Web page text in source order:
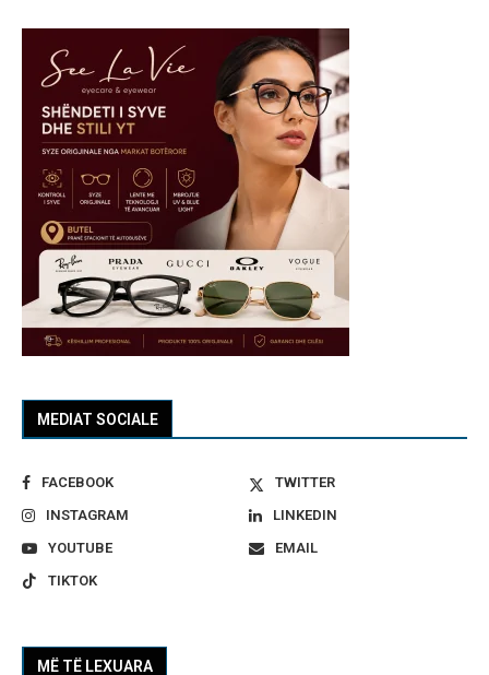
MEDIAT SOCIALE
FACEBOOK
TWITTER
INSTAGRAM
LINKEDIN
YOUTUBE
EMAIL
TIKTOK
MË TË LEXUARA